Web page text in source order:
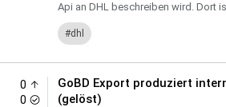
Api an DHL beschreiben wird. Dort
"Versand" zu sehen. Ich hab den in
dhl
0
0
GoBD Export produziert
(gelöst)